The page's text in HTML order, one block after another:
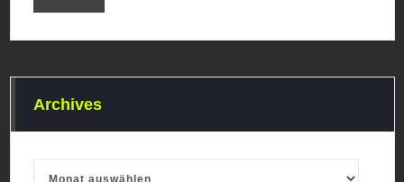
Archives